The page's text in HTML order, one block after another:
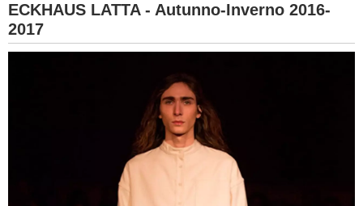
ECKHAUS LATTA - Autunno-Inverno 2016-
2017